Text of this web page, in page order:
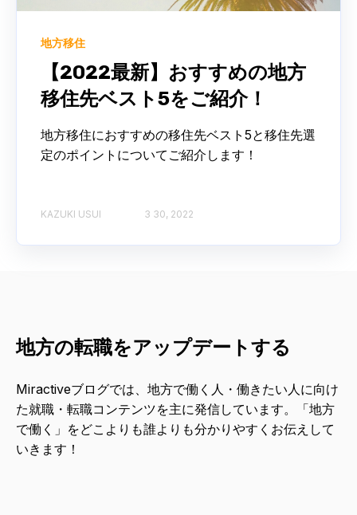
地方移住
【2022最新】おすすめの地方
移住先ベスト5をご紹介！
地方移住におすすめの移住先ベスト5と移住先選
定のポイントについてご紹介します！
KAZUKI USUI 3 30, 2022
地方の転職をアップデートする
Miractiveブログでは、地方で働く人・働きたい人に向け
た就職・転職コンテンツを主に発信しています。「地方
で働く」をどこよりも誰よりも分かりやすくお伝えして
いきます！